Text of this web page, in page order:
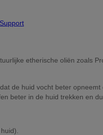
etherische oliën zoals
de huid vocht beter
beter in de huid trekken en